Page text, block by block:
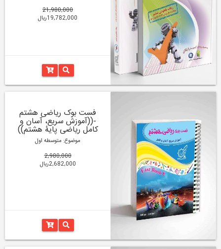
21,980,000
19,782,000ریال
فست بوک ریاضی هشتم
-((آموزش سریع، آسان و
کامل ریاضی پایۀ هشتم))
موضوع: متوسطه اول
2,980,000
2,682,000ریال